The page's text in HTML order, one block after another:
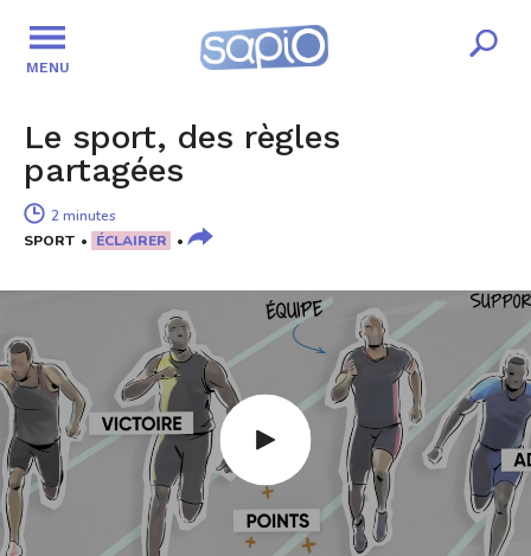
MENU
Le sport, des règles
partagées
2 minutes
SPORT
ÉCLAIRER